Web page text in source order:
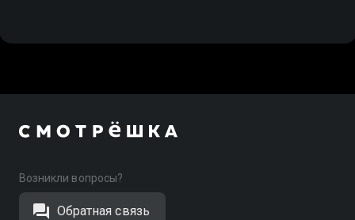
Возникли вопросы?
Обратная связь